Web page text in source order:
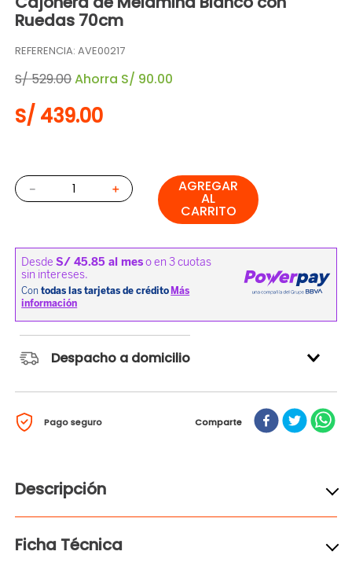
Ruedas 70cm
REFERENCIA:AVE00217
S/529.00Ahorra S/ 90.00
S/ 439.00
＋
－ AGREGAR
AL
CARRITO
Despacho a domicilio
Pago seguro Comparte
Descripción
Ficha Técnica